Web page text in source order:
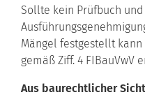
Sollte kein Prüfbuch
Mängel festgestellt
gemäß Ziff. 4 FIBauVwV
Aus baurechtlicher